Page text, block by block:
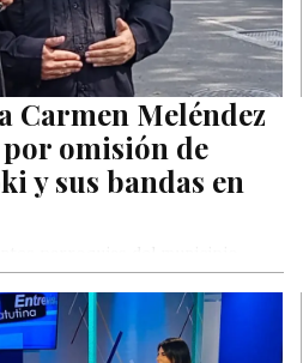
Carmen Meléndez
omisión de
y sus bandas en
se vive un clima de violencia